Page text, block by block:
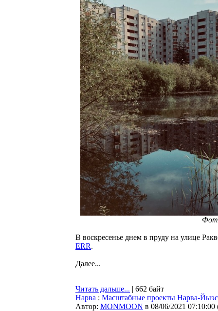
В воскресенье днем в пруду на улице
ERR.
Далее...
Читать дальше... | 662 байт
Нарва : Масштабные проекты Нарва-
Автор: MONMOON в 08/06/2021 07:10:00